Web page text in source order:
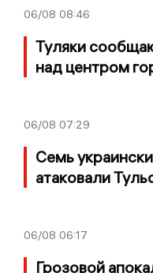
06/08 08:46
Туляки
над центром
06/08 07:29
Семь
атаковали
06/08 06:17
Грозовой